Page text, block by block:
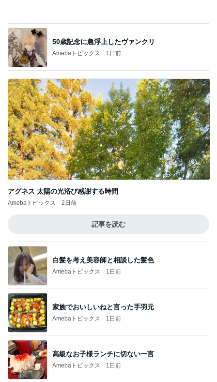
アグネス 太陽の光浴び感謝する時間
Amebaトピックス
記事を読む
白髪を考え美容師と相談した髪色
Amebaトピックス 1日前
家族でおいしいねと言った手羽元
Amebaトピックス 1日前
Amebaトピックス 1日前
小川菜摘 1番好きかもしれない食事
Amebaトピックス 2日前